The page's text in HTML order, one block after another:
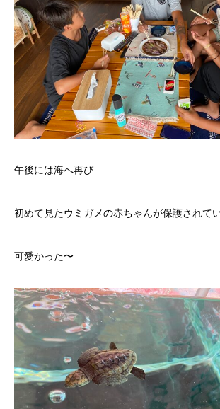
午後には海へ再び
初めて見たウミガメの赤ちゃんが保護されて
可愛かった〜